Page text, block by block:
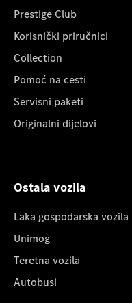
Prestige Club
Korisnički priručnici
Collection
Pomoć na cesti
Servisni paketi
Originalni dijelovi
Ostala vozila
Laka gospodarska vozila
Unimog
Teretna vozila
Autobusi